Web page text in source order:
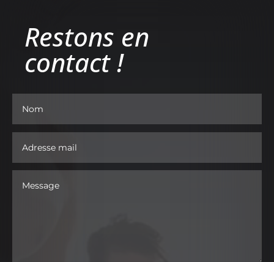
Restons en
contact !